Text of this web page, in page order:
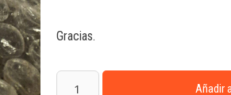
Gracias.
Añadir